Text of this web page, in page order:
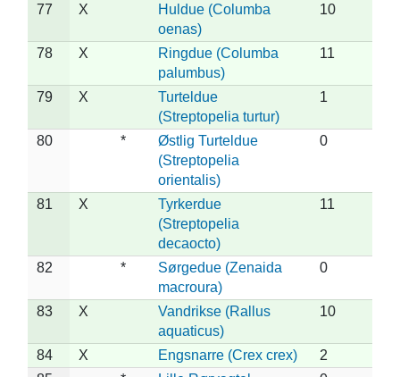
77 X
Huldue (Columba
oenas)
10
78 X
Ringdue (Columba
palumbus)
11
79 X
Turteldue
(Streptopelia turtur)
1
80 *
Østlig Turteldue
(Streptopelia
orientalis)
0
81 X
Tyrkerdue
(Streptopelia
decaocto)
11
82 *
Sørgedue (Zenaida
macroura)
0
83 X
Vandrikse (Rallus
aquaticus)
10
84 X Engsnarre (Crex crex)
2